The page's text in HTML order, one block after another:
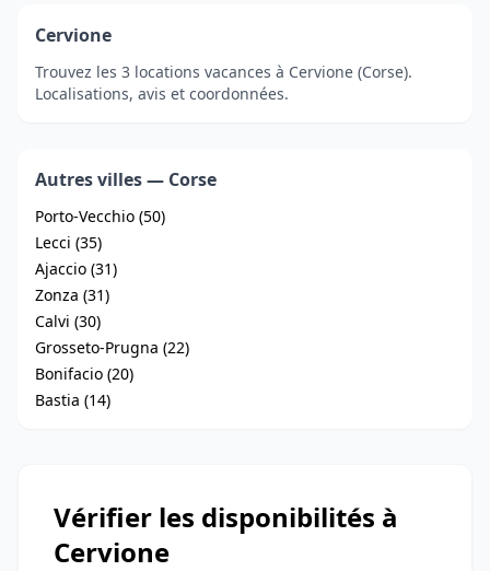
Cervione
Trouvez les 3 locations vacances à Cervione (Corse).
Localisations, avis et coordonnées.
Autres villes — Corse
Porto-Vecchio (50)
Lecci (35)
Ajaccio (31)
Zonza (31)
Calvi (30)
Grosseto-Prugna (22)
Bonifacio (20)
Bastia (14)
Vérifier les disponibilités à
Cervione